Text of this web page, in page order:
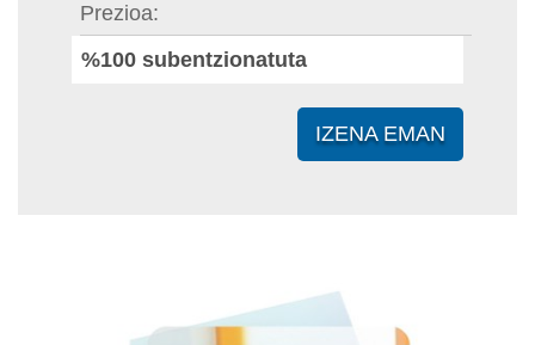
Prezioa
%100 subentzionatuta
IZENA EMAN